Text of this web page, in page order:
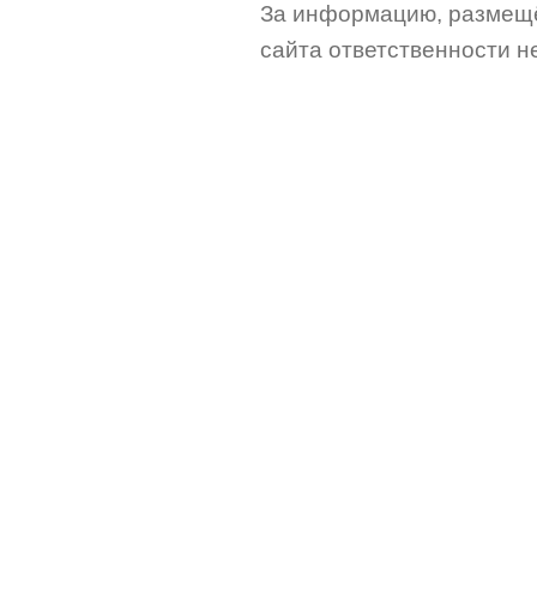
За информацию,
сайта ответственности